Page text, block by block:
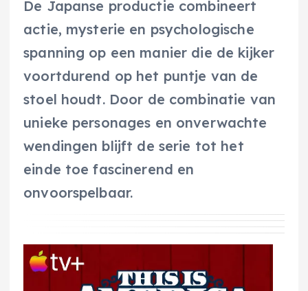
De Japanse productie combineert
actie, mysterie en psychologische
spanning op een manier die de kijker
voortdurend op het puntje van de
stoel houdt. Door de combinatie van
unieke personages en onverwachte
wendingen blijft de serie tot het
einde toe fascinerend en
onvoorspelbaar.